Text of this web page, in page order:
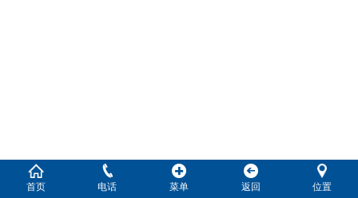
首页 电话 菜单 返回 位置